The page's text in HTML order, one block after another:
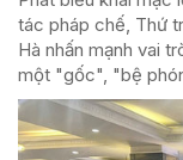
tác pháp chế, Thứ
Hà nhấn mạnh vai
một "gốc", "bệ